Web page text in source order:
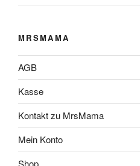
MRSMAMA
AGB
Kasse
Kontakt zu MrsMama
Mein Konto
Shop